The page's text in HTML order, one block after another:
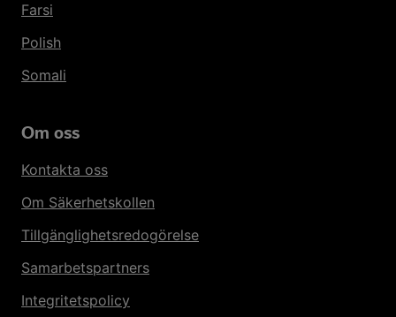
Farsi
Polish
Somali
Om oss
Kontakta oss
Om Säkerhetskollen
Tillgänglighetsredogörelse
Samarbetspartners
Integritetspolicy